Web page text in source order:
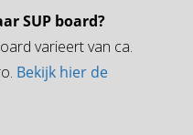
SUP board?
varieert van ca.
Bekijk hier de